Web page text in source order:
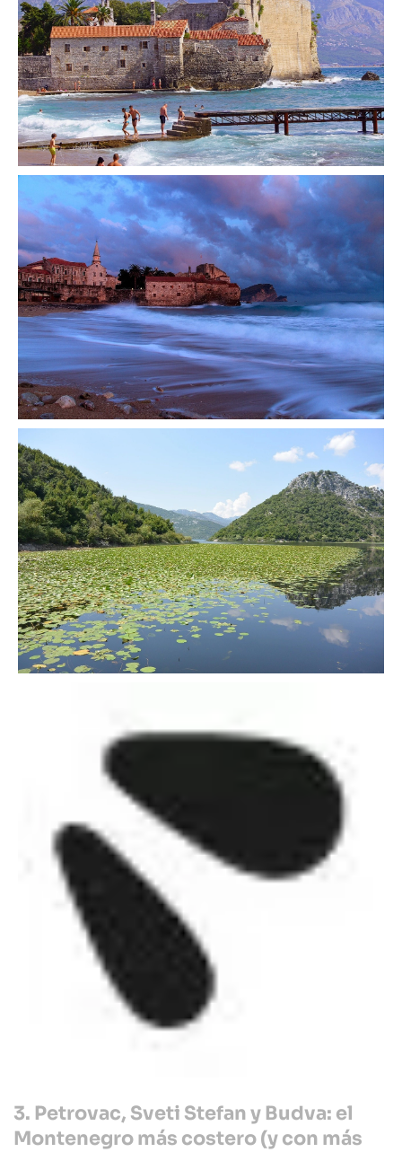
3. Petrovac, Sveti Stefan y Budva: el
Montenegro más costero (y con más